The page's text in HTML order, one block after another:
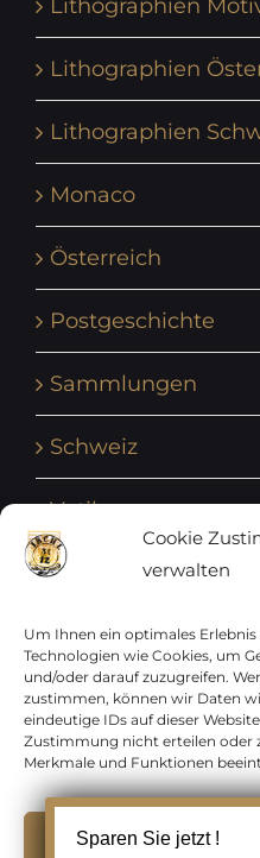
Cookie
verwalten
Um Ihnen ein optimales
Technologien wie Cookies, um
und/oder darauf zuzugreifen.
zustimmen, können wir Daten
eindeutige IDs auf dieser
Zustimmung nicht erteilen oder
Merkmale und Funktionen
Lithographien
Lithographien
Lithographien
Monaco
Österreich
Postgeschichte
Sammlungen
Schweiz
Vatikan
Vereinte Nationen
Vorphilatelie
Zensurbelege
Zensurbelege
Sparen Sie jetzt !